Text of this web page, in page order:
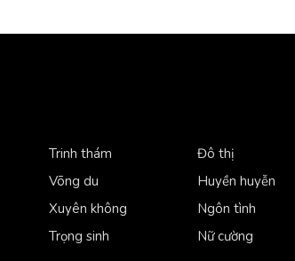
Trinh thám
Võng du
Xuyên không
Trọng sinh
Đô thị
Huyền huyễn
Ngôn tình
Nữ cường